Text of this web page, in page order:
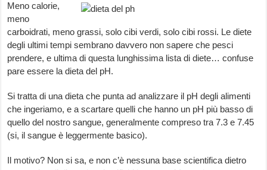
Meno calorie,
meno
carboidrati, meno grassi, solo cibi verdi, solo cibi rossi. Le diete
degli ultimi tempi sembrano davvero non sapere che pesci
prendere, e ultima di questa lunghissima lista di diete… confuse
pare essere la dieta del pH.
Si tratta di una dieta che punta ad analizzare il pH degli alimenti
che ingeriamo, e a scartare quelli che hanno un pH più basso di
quello del nostro sangue, generalmente compreso tra 7.3 e 7.45
(si, il sangue è leggermente basico).
Il motivo? Non si sa, e non c’è nessuna base scientifica dietro